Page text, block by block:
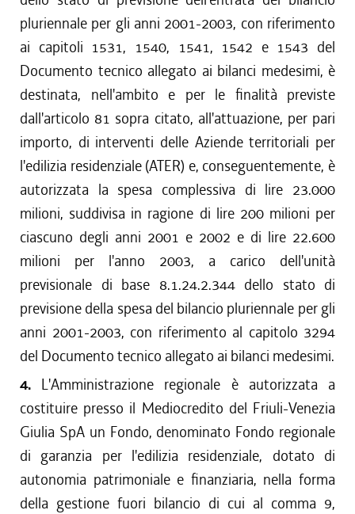
pluriennale per gli anni 2001-2003, con riferimento
ai capitoli 1531, 1540, 1541, 1542 e 1543 del
Documento tecnico allegato ai bilanci medesimi, è
destinata, nell'ambito e per le finalità previste
dall'articolo 81 sopra citato, all'attuazione, per pari
importo, di interventi delle Aziende territoriali per
l'edilizia residenziale (ATER) e, conseguentemente, è
autorizzata la spesa complessiva di lire 23.000
milioni, suddivisa in ragione di lire 200 milioni per
ciascuno degli anni 2001 e 2002 e di lire 22.600
milioni per l'anno 2003, a carico dell'unità
previsionale di base 8.1.24.2.344 dello stato di
previsione della spesa del bilancio pluriennale per gli
anni 2001-2003, con riferimento al capitolo 3294
del Documento tecnico allegato ai bilanci medesimi.
4. L'Amministrazione regionale è autorizzata a
costituire presso il Mediocredito del Friuli-Venezia
Giulia SpA un Fondo, denominato Fondo regionale
di garanzia per l'edilizia residenziale, dotato di
autonomia patrimoniale e finanziaria, nella forma
della gestione fuori bilancio di cui al comma 9,